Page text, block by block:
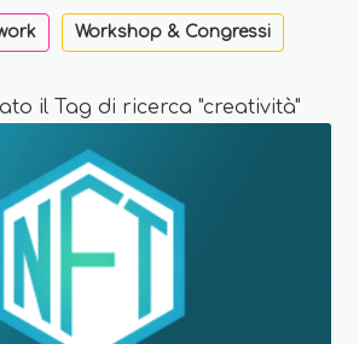
Workshop & Congressi
il Tag di ricerca "creatività"